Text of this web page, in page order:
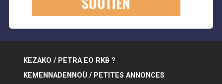
KEZAKO / PETRA EO RKB ?
KEMENNADENNOÙ / PETITES ANNONCES